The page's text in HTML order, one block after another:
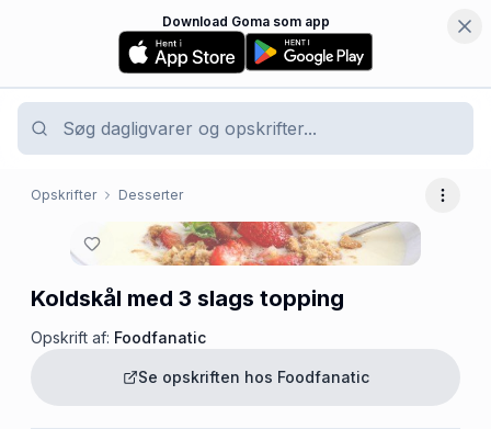
Download Goma som app
Opskrifter Desserter Flere
Koldskål med 3 slags topping
Opskrift af: Foodfanatic
Se opskriften hos Foodfanatic